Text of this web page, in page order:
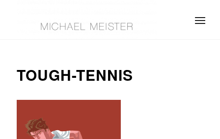
TOUGH-TENNIS